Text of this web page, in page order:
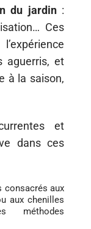
du jardin:
Ces
aguerris, et
à la saison,
et
dans ces
consacrés aux
aux chenilles
méthodes